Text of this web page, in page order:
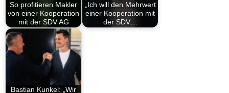
So profitieren Makler
von einer Kooperation
mit der SDV AG
„Ich will den Mehrwert
einer Kooperation mit
der SDV…
Bastian Kunkel: „Wir